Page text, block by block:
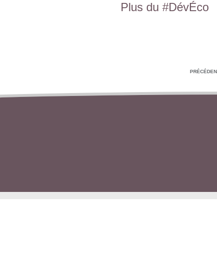
Plus du #DévÉco